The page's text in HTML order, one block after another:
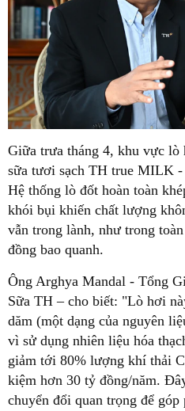
Giữa trưa tháng 4, khu vực lò
sữa tươi sạch TH true MILK -
Hệ thống lò đốt hoàn toàn
khói bụi khiến chất lượng
vẫn trong lành, như trong
đồng bao quanh.
Ông Arghya Mandal - Tổng
Sữa TH – cho biết: "Lò hơi
dăm (một dạng của nguyên
vì sử dụng nhiên liệu hóa
giảm tới 80% lượng khí thải
kiệm hơn 30 tỷ đồng/năm.
chuyển đổi quan trọng để